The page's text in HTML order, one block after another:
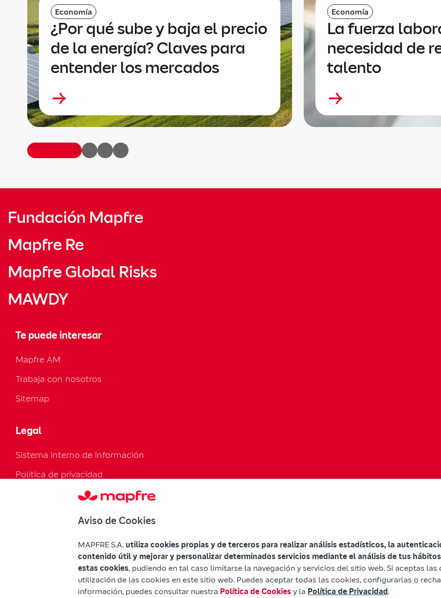
Economía
¿Por qué sube y baja el precio
de la energía? Claves para
entender los mercados
Economía
La fuerza
necesidad de
talento
Fundación Mapfre
Mapfre Re
Mapfre Global Risks
MAWDY
Te puede interesar
Mapfre AM
Trabaja con nosotros
Sitemap
Legal
Sistema interno de información
Política de privacidad
Política de cookies
Declaración de accesibilidad
Advertencias Mapfre
Aviso de Cookies
MAPFRE S.A. utiliza cookies propias y de terceros para realizar análisis estadísticos, la
contenido útil y mejorar y personalizar determinados servicios mediante el análisis de tus
estas cookies, pudiendo en tal caso limitarse la navegación y servicios del sitio web. Si aceptas
utilización de las cookies en este sitio web. Puedes aceptar todas las cookies, configurarlas o
información, puedes consultar nuestra Política de Cookies y la Política de Privacidad.